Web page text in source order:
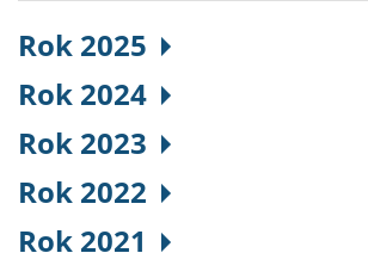
Rok 2025
Rok 2024
Rok 2023
Rok 2022
Rok 2021